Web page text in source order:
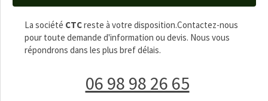
La société CTCreste à votre disposition.Contactez-nous
pour toute demande d'information ou devis. Nous vous
répondrons dans les plus bref délais.
06 98 98 26 65